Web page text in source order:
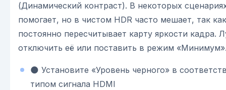
(Динамический контраст). В некоторых
помогает, но в чистом HDR часто мешает, так как
постоянно пересчитывает карту яркости кадра.
отключить её или поставить в режим
🌑 Установите «Уровень черного» в
типом сигнала HDMI